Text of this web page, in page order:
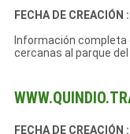
FECHA DE
Información completa
cercanas al parque del
FECHA DE